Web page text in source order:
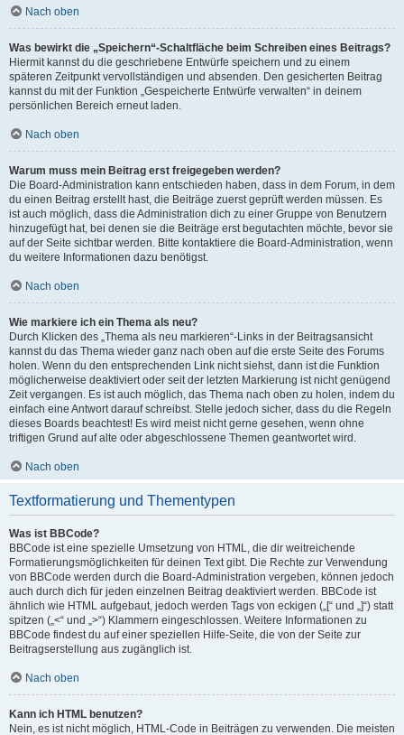
Nach oben
Was bewirkt die „Speichern“-Schaltfläche beim Schreiben eines Beitrags?
Hiermit kannst du die geschriebene Entwürfe speichern und zu einem
späteren Zeitpunkt vervollständigen und absenden. Den gesicherten Beitrag
kannst du mit der Funktion „Gespeicherte Entwürfe verwalten“ in deinem
persönlichen Bereich erneut laden.
Nach oben
Warum muss mein Beitrag erst freigegeben werden?
Die Board-Administration kann entschieden haben, dass in dem Forum, in dem
du einen Beitrag erstellt hast, die Beiträge zuerst geprüft werden müssen. Es
ist auch möglich, dass die Administration dich zu einer Gruppe von Benutzern
hinzugefügt hat, bei denen sie die Beiträge erst begutachten möchte, bevor sie
auf der Seite sichtbar werden. Bitte kontaktiere die Board-Administration, wenn
du weitere Informationen dazu benötigst.
Nach oben
Wie markiere ich ein Thema als neu?
Durch Klicken des „Thema als neu markieren“-Links in der Beitragsansicht
kannst du das Thema wieder ganz nach oben auf die erste Seite des Forums
holen. Wenn du den entsprechenden Link nicht siehst, dann ist die Funktion
möglicherweise deaktiviert oder seit der letzten Markierung ist nicht genügend
Zeit vergangen. Es ist auch möglich, das Thema nach oben zu holen, indem du
einfach eine Antwort darauf schreibst. Stelle jedoch sicher, dass du die Regeln
dieses Boards beachtest! Es wird meist nicht gerne gesehen, wenn ohne
triftigen Grund auf alte oder abgeschlossene Themen geantwortet wird.
Nach oben
Textformatierung und Thementypen
Was ist BBCode?
BBCode ist eine spezielle Umsetzung von HTML, die dir weitreichende
Formatierungsmöglichkeiten für deinen Text gibt. Die Rechte zur Verwendung
von BBCode werden durch die Board-Administration vergeben, können jedoch
auch durch dich für jeden einzelnen Beitrag deaktiviert werden. BBCode ist
ähnlich wie HTML aufgebaut, jedoch werden Tags von eckigen („[“ und „]“) statt
spitzen („<“ und „>“) Klammern eingeschlossen. Weitere Informationen zu
BBCode findest du auf einer speziellen Hilfe-Seite, die von der Seite zur
Beitragserstellung aus zugänglich ist.
Nach oben
Kann ich HTML benutzen?
Nein, es ist nicht möglich, HTML-Code in Beiträgen zu verwenden. Die meisten